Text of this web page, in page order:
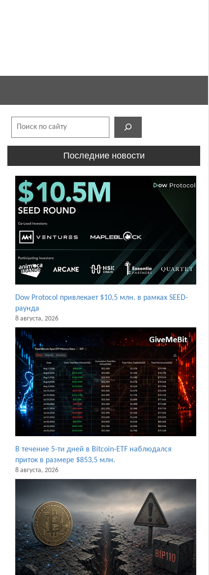
Последние новости
Dow Protocol привлекает $10,5 млн. в рамках SEED-
раунда
8 августа, 2026
В течение 5-ти дней в Bitcoin-ETF наблюдался
приток в размере $853,5 млн.
8 августа, 2026